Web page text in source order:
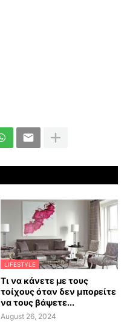
LIFESTYLE
Τι να κάνετε με τους
τοίχους όταν δεν μπορείτε
να τους βάψετε...
August 26, 2024